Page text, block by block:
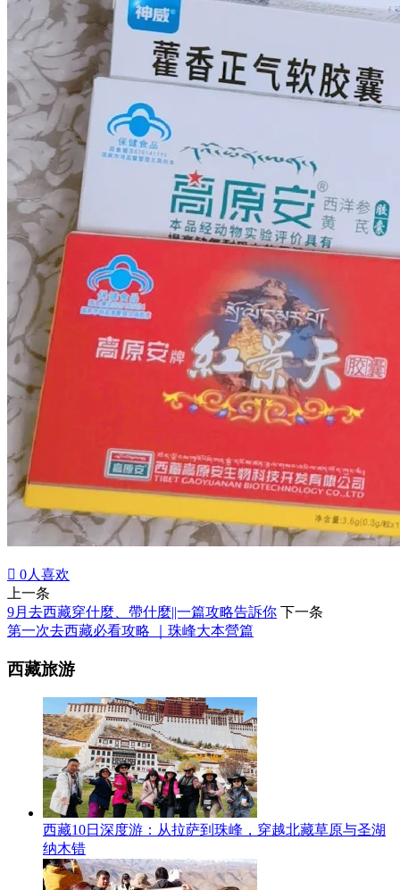
 0人喜欢
上一条
9月去西藏穿什麼、帶什麼||一篇攻略告訴你 下一条
第一次去西藏必看攻略 ｜珠峰大本營篇
西藏旅游
西藏10日深度游：从拉萨到珠峰，穿越北藏草原与圣湖
纳木错